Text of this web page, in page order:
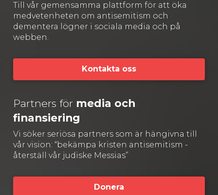
Till vår gemensamma plattform för att öka
medvetenheten om antisemitism och
dementera lögner i sociala media och på
webben.
Kontakta oss
Partners för media och
finansiering
Vi söker seriösa partners som är hängivna till
vår vision: “bekämpa kristen antisemitism -
återställ vår judiske Messias”
Donera